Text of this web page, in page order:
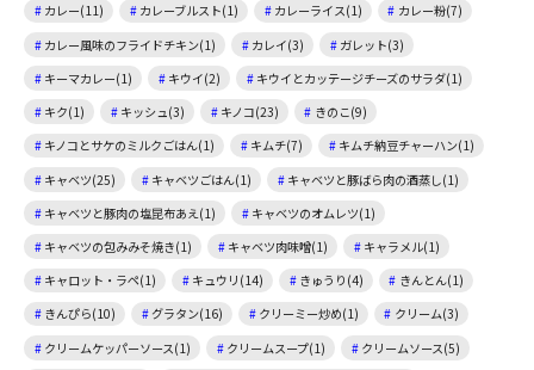
カレー(11)
カレーブルスト(1) カレーライス(1)
カレー粉(7)
カレー風味のフライドチキン(1)
カレイ(3)
ガレット(3)
キーマカレー(1)
キウイ(2)
キウイとカッテージチーズのサラダ(1)
キク(1)
キッシュ(3) キノコ(23)
きのこ(9)
キノコとサケのミルクごはん(1)
キムチ(7)
キムチ納豆チャーハン(1)
キャベツ(25)
キャベツごはん(1)
キャベツと豚ばら肉の酒蒸し(1)
キャベツと豚肉の塩昆布あえ(1)
キャベツのオムレツ(1)
キャベツの包みみそ焼き(1)
キャベツ肉味噌(1)
キャラメル(1)
キャロット・ラペ(1)
キュウリ(14) きゅうり(4)
きんとん(1)
きんぴら(10)
グラタン(16) クリーミー炒め(1)
クリーム(3)
クリームケッパーソース(1)
クリームスープ(1)
クリームソース(5)